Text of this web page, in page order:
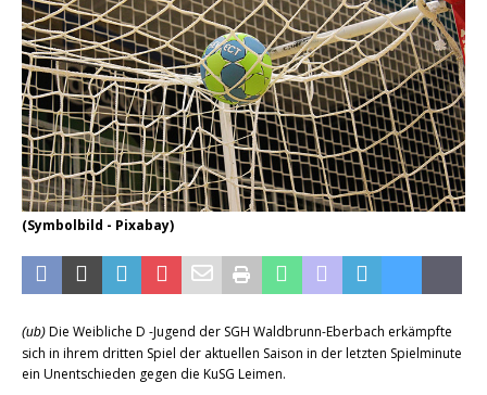
(Symbolbild - Pixabay)
(ub) Die Weibliche D -Jugend der SGH Waldbrunn-Eberbach erkämpfte
sich in ihrem dritten Spiel der aktuellen Saison in der letzten Spielminute
ein Unentschieden gegen die KuSG Leimen.